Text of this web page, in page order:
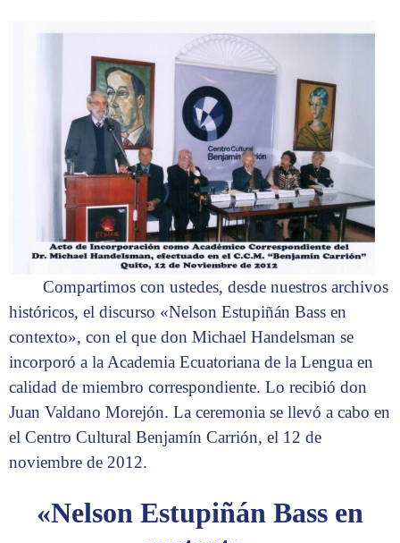
Compartimos con ustedes, desde nuestros archivos
históricos, el discurso «Nelson Estupiñán Bass en
contexto», con el que don Michael Handelsman se
incorporó a la Academia Ecuatoriana de la Lengua en
calidad de miembro correspondiente. Lo recibió don
Juan Valdano Morejón. La ceremonia se llevó a cabo en
el Centro Cultural Benjamín Carrión, el 12 de
noviembre de 2012.
«Nelson Estupiñán Bass en